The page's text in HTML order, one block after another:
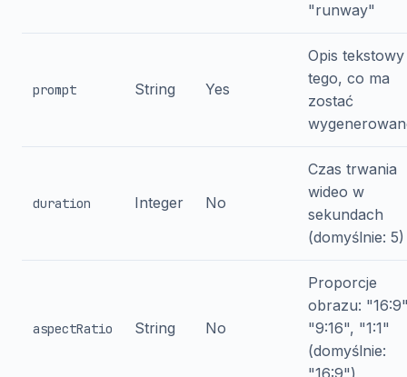
"runway"
prompt String Yes
Opis tekstowy
tego, co ma
zostać
duration Integer No
Czas trwania
wideo w
sekundach
(domyślnie: 5)
aspectRatio String No
Proporcje
obrazu:
"9:16", "1:1"
(domyślnie:
"16:9")